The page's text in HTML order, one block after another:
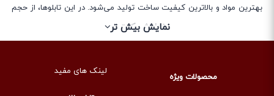
بهترین مواد و بالاترین کیفیت ساخت تولید می‌شود. در این تابلوها، از حجم
طلای بیشتری استفاده شده و جزئیات پیچیده‌تری به کار رفته است. قاب‌ها و
متریال‌های جانبی نیز از باکیفیت‌ترین نمونه‌ها انتخاب شده‌اند تا اثری بی‌نظیر
کلکسیون‌داران و افرادی که به دنبال قطعه‌ای استثنایی و سرمایه‌ای هستند،
نمایش کمتر
نمایش بیش تر
محصولات ویژه
لینک های مفید